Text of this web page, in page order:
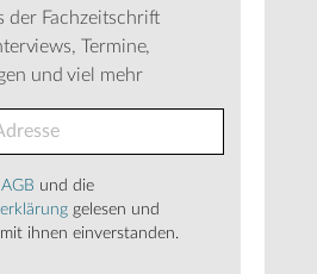
der Fachzeitschrift
Termine,
und viel mehr
AGB und die
gelesen und
ihnen einverstanden.